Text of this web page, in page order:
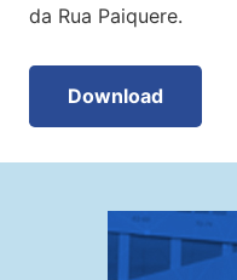
da Rua Paiquere.
Download